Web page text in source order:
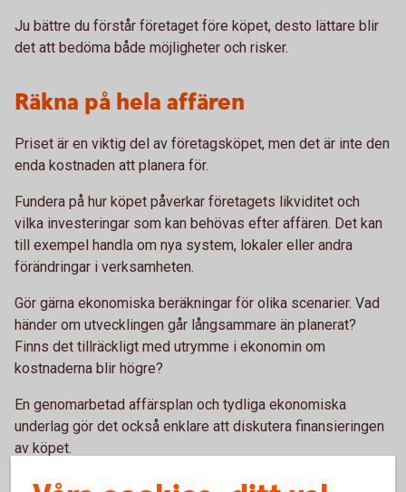
Ju bättre du förstår företaget före köpet, desto lättare blir
det att bedöma både möjligheter och risker.
Räkna på hela affären
Priset är en viktig del av företagsköpet, men det är inte den
enda kostnaden att planera för.
Fundera på hur köpet påverkar företagets likviditet och
vilka investeringar som kan behövas efter affären. Det kan
till exempel handla om nya system, lokaler eller andra
förändringar i verksamheten.
Gör gärna ekonomiska beräkningar för olika scenarier. Vad
händer om utvecklingen går långsammare än planerat?
Finns det tillräckligt med utrymme i ekonomin om
kostnaderna blir högre?
En genomarbetad affärsplan och tydliga ekonomiska
underlag gör det också enklare att diskutera finansieringen
av köpet.